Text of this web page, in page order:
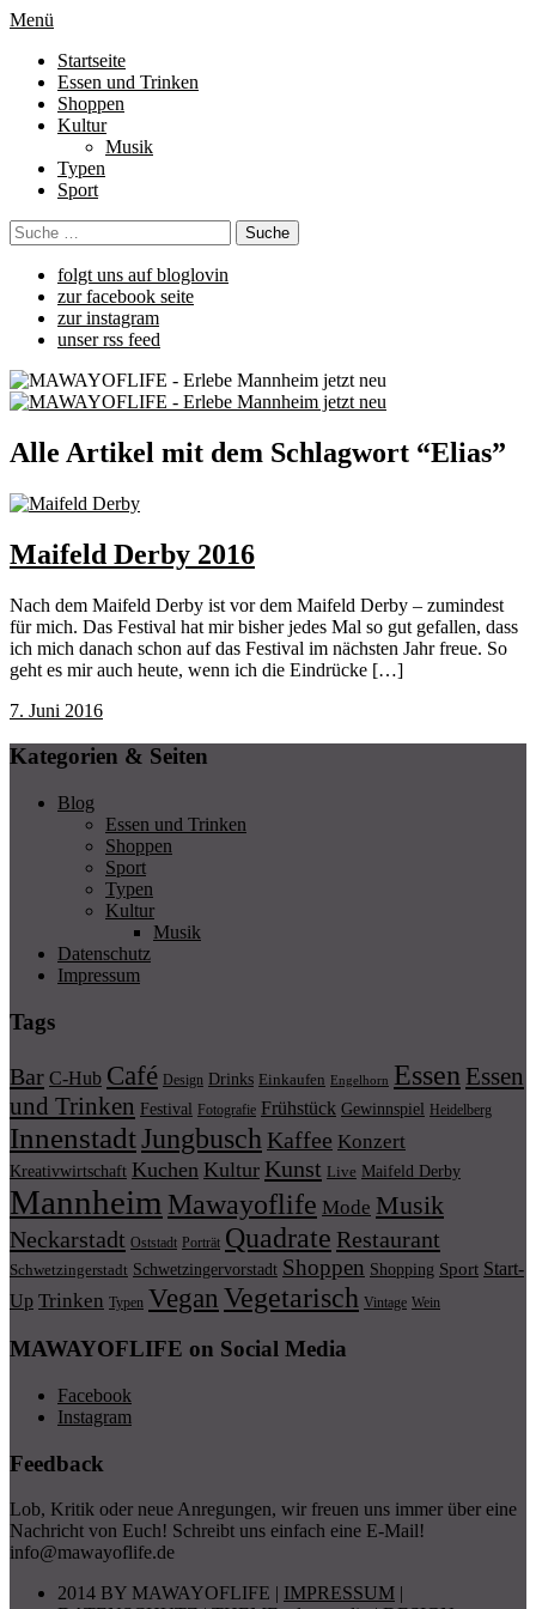
Menü
Startseite
Essen und Trinken
Shoppen
Kultur
Musik
Typen
Sport
folgt uns auf bloglovin
zur facebook seite
zur instagram
unser rss feed
Alle Artikel mit dem Schlagwort “Elias”
Maifeld Derby 2016
Nach dem Maifeld Derby ist vor dem Maifeld Derby – zumindest
für mich. Das Festival hat mir bisher jedes Mal so gut gefallen, dass
ich mich danach schon auf das Festival im nächsten Jahr freue. So
geht es mir auch heute, wenn ich die Eindrücke […]
7. Juni 2016
Kategorien & Seiten
Blog
Essen und Trinken
Shoppen
Sport
Typen
Kultur
Musik
Datenschutz
Impressum
Tags
Bar C-Hub Café Design Drinks Einkaufen Engelhorn Essen Essen
und Trinken Festival Fotografie Frühstück Gewinnspiel Heidelberg
InnenstadtJungbusch Kaffee Konzert
Kreativwirtschaft Kuchen Kultur Kunst Live Maifeld Derby
Mannheim Mawayoflife Mode Musik
Neckarstadt Oststadt Porträt Quadrate Restaurant
Schwetzingerstadt Schwetzingervorstadt Shoppen Shopping Sport Start-
Up Trinken Typen Vegan Vegetarisch Vintage Wein
MAWAYOFLIFE on Social Media
Facebook
Instagram
Feedback
Lob, Kritik oder neue Anregungen, wir freuen uns immer über eine
Nachricht von Euch! Schreibt uns einfach eine E-Mail!
info@mawayoflife.de
2014 BY MAWAYOFLIFE | IMPRESSUM |